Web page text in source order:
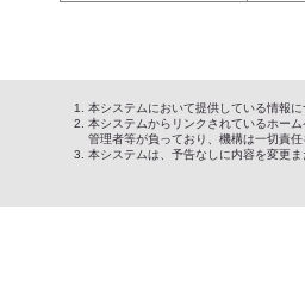
本システムにおいて提供している情報
本システムからリンクされているホー
管理者等が負っており、機構は一切責任
本システムは、予告なしに内容を変更